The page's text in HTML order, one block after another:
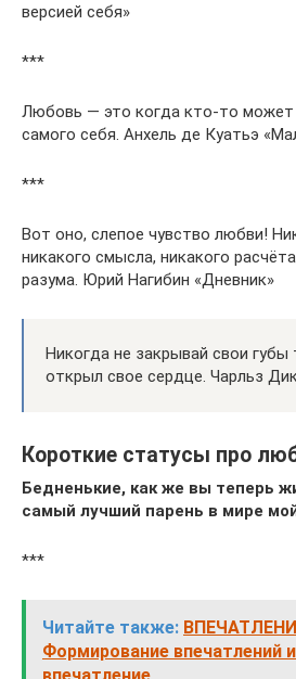
версией себя»
***
Любовь — это когда кто-то может
самого себя. Анхель де Куатьэ
***
Вот оно, слепое чувство любви!
никакого смысла, никакого
разума. Юрий Нагибин «Дневник»
Никогда не закрывай свои
открыл свое сердце. Чарльз
Короткие статусы про
Бедненькие, как же вы теперь
самый лучший парень в мире
***
Читайте также:
Формирование впечатлений